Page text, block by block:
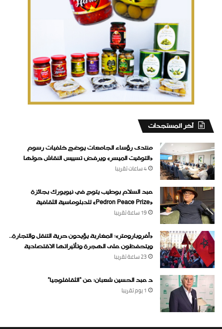
‏آخر المستجدات
منتدى رؤساء الجامعات يوضح خلفيات رسوم
«التوقيت الميسر» ويرفض تسييس النقاش حولها
4 ساعات ‏تقريبا
عبد السلام بوطيب يتوج في نيويورك بجائزة
«Pedron Peace Prize» للدبلوماسية الثقافية
19 ساعة ‏تقريبا
«أفروبارومتر»: المغاربة يؤيدون حرية التنقل والتجارة..
ويتحفظون على الهجرة وتأثيراتها الاقتصادية
23 ساعة ‏تقريبا
د عبد الحسين شعبان: عن “الثقافلوجيا”
1 يوم ‏تقريبا